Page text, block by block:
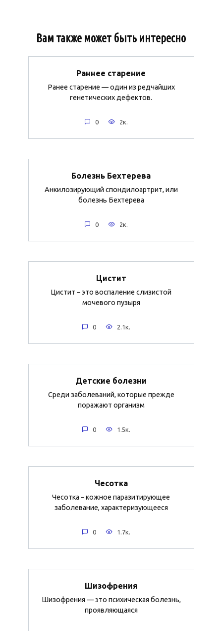
Вам также может быть интересно
Раннее старение
Ранее старение — один из редчайших
генетических дефектов.
0 2к.
Болезнь Бехтерева
Анкилозирующий спондилоартрит, или
болезнь Бехтерева
0 2к.
Цистит
Цистит – это воспаление слизистой
мочевого пузыря
0 2.1к.
Детские болезни
Среди заболеваний, которые прежде
поражают организм
0 1.5к.
Чесотка
Чесотка – кожное паразитирующее
заболевание, характеризующееся
0 1.7к.
Шизофрения
Шизофрения — это психическая болезнь,
проявляющаяся